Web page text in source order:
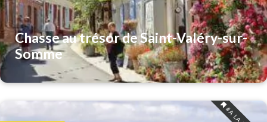
Chasse au trésor de Saint-Valéry-sur-
Somme